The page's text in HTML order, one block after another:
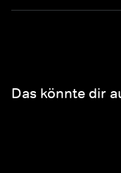
Das könnte dir